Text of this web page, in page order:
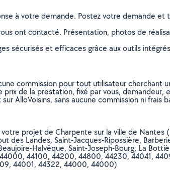
à votre demande. Postez votre demande
ont contacté. Présentation, photos de
sécurisés et efficaces grâce aux outils
commission pour tout utilisateur cherchant
de la prestation, fixé par vous, demandeur,
AlloVoisins, sans aucune commission ni frais
projet de Charpente sur la ville de
des Landes, Saint-Jacques-Ripossière,
Halvêque, Saint-Joseph-Bourg, La
44100, 44200, 44800, 44230, 44041,
44001, 44322, 44000, 44000)